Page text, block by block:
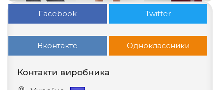
Facebook Twitter
Вконтакте Одноклассники
Контакти виробника